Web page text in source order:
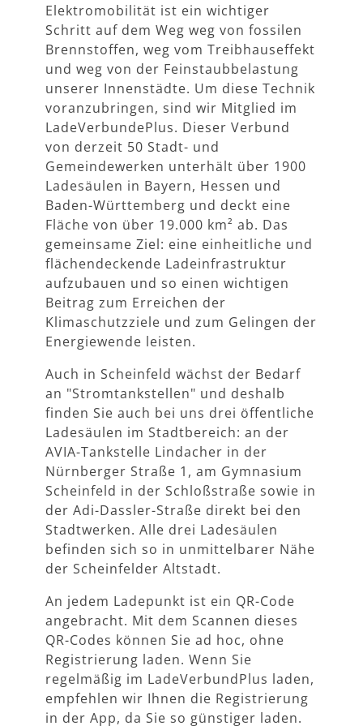
Elektromobilität ist ein wichtiger
Schritt auf dem Weg weg von fossilen
Brennstoffen, weg vom Treibhauseffekt
und weg von der Feinstaubbelastung
unserer Innenstädte. Um diese Technik
voranzubringen, sind wir Mitglied im
LadeVerbundePlus. Dieser Verbund
von derzeit 50 Stadt- und
Gemeindewerken unterhält über 1900
Ladesäulen in Bayern, Hessen und
Baden-Württemberg und deckt eine
Fläche von über 19.000 km² ab. Das
gemeinsame Ziel: eine einheitliche und
flächendeckende Ladeinfrastruktur
aufzubauen und so einen wichtigen
Beitrag zum Erreichen der
Klimaschutzziele und zum Gelingen der
Energiewende leisten.
Auch in Scheinfeld wächst der Bedarf
an "Stromtankstellen" und deshalb
finden Sie auch bei uns drei öffentliche
Ladesäulen im Stadtbereich: an der
AVIA-Tankstelle Lindacher in der
Nürnberger Straße 1, am Gymnasium
Scheinfeld in der Schloßstraße sowie in
der Adi-Dassler-Straße direkt bei den
Stadtwerken. Alle drei Ladesäulen
befinden sich so in unmittelbarer Nähe
der Scheinfelder Altstadt.
An jedem Ladepunkt ist ein QR-Code
angebracht. Mit dem Scannen dieses
QR-Codes können Sie ad hoc, ohne
Registrierung laden. Wenn Sie
regelmäßig im LadeVerbundPlus laden,
empfehlen wir Ihnen die Registrierung
in der App, da Sie so günstiger laden.